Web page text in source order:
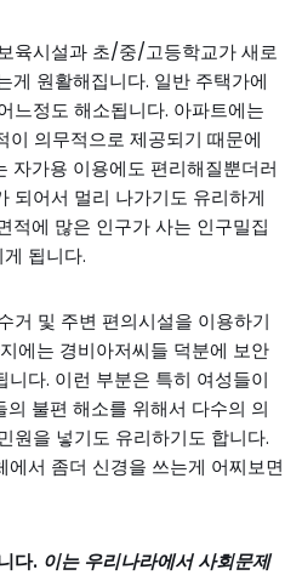
육시설과 초/중/고등학교가 새로
게 원활해집니다. 일반 주택가에
느정도 해소됩니다. 아파트에는
이 의무적으로 제공되기 때문에
자가용 이용에도 편리해질뿐더러
되어서 멀리 나가기도 유리하게
적에 많은 인구가 사는 인구밀집
됩니다.
거 및 주변 편의시설을 이용하기
에는 경비아저씨들 덕분에 보안
다. 이런 부분은 특히 여성들이
불편 해소를 위해서 다수의 의
원을 넣기도 유리하기도 합니다.
서 좀더 신경을 쓰는게 어찌보면
다. 이는 우리나라에서 사회문제